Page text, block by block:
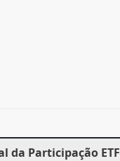
da Participação ETF